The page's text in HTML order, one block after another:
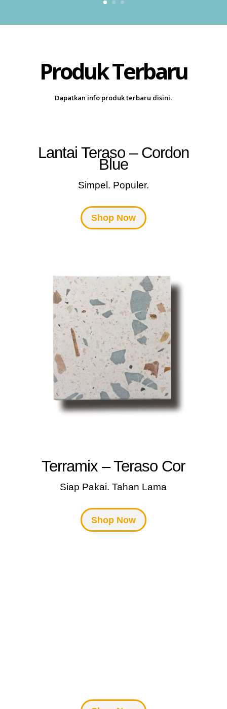
Produk Terbaru
Dapatkan info produk terbaru disini.
Lantai Teraso – Cordon
Blue
Simpel. Populer.
Shop Now
Terramix – Teraso Cor
Siap Pakai. Tahan Lama
Shop Now